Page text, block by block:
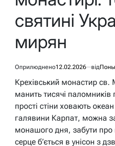
святині
мирян
Оприлюднено12.02.2026 від
Крехівський монастир
манить тисячі
прості стіни ховають
галявини Карпат, можна
монашого дня, забути про
серце б’ється в унісон з